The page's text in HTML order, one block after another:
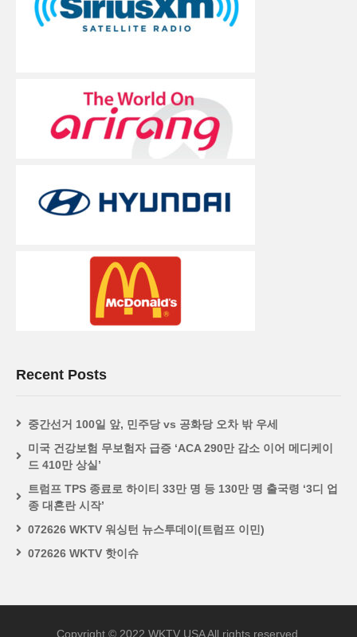
Recent Posts
중간선거 100일 앞, 민주당 vs 공화당 오차 밖 우세
미국 건강보험 무보험자 급증 ‘ACA 290만 감소 이어 메디케이
드 410만 상실’
트럼프 TPS 종료로 하이티 33만 명 등 130만 명 출국령 ‘3디 업
종 대혼란 시작’
072626 WKTV 워싱턴 뉴스투데이(트럼프 이민)
072626 WKTV 핫이슈
Copyright © 2022 WKTV USA All rights reserved.